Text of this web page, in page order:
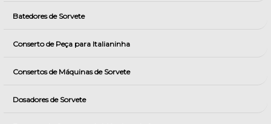
Batedores de Sorvete
Conserto de Peça para Italianinha
Consertos de Máquinas de Sorvete
Dosadores de Sorvete